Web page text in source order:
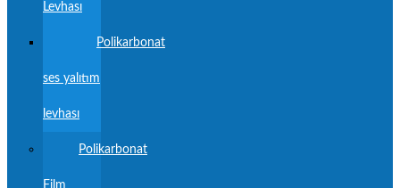
Levhası
Polikarbonat
ses yalıtım
levhası
Polikarbonat
Film